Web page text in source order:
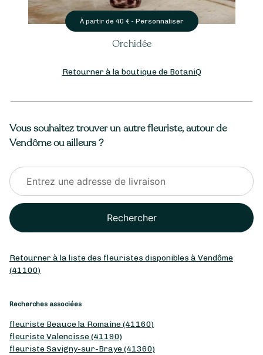
À partir de 40 € - Personnaliser
Orchidée
Retourner à la boutique de BotaniQ
Vous souhaitez trouver un autre fleuriste, autour de
Vendôme ou ailleurs ?
Rechercher
Retourner à la liste des fleuristes disponibles à Vendôme
(41100)
Recherches associées
fleuriste Beauce la Romaine (41160)
fleuriste Valencisse (41190)
fleuriste Savigny-sur-Braye (41360)